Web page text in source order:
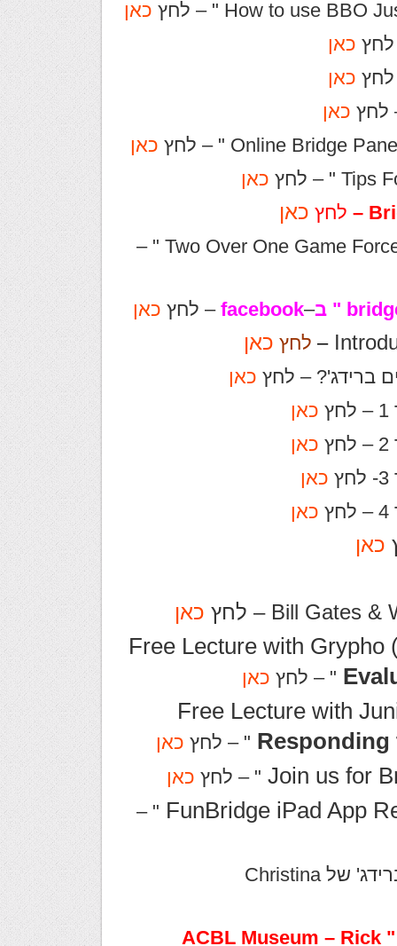
כאן
כאן
כאן
כאן
כאן
כאן
לחץ כאן
לקישור לשיעור " Two Over One Game Force A Modern Approach " –
–
facebook – לחץ כאן
– לחץ כאן
ברידג'? – לחץ כאן
כאן
כאן
כאן
כאן
כאן
כאן
Free Lecture with
" – לחץ כאן
Free Lecture with
Responding " – לחץ כאן
Join us for " – לחץ כאן
FunBridge iPad App
" –
לחברינו דוברי השפה היוונית – שיעורי ברידג' של Christina
תיעוד נדיר – אל תחמיצו – לקישור ל " ACBL Museum – Rick